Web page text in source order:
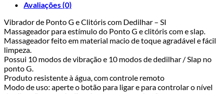
Avaliações (0)
Vibrador de Ponto G e Clitóris com Dedilhar – SI
Massageador para estímulo do Ponto G e clitóris com e slap.
Massageador feito em material macio de toque agradável e fácil
limpeza.
Possui 10 modos de vibração e 10 modos de dedilhar / Slap no
ponto G.
Produto resistente à água, com controle remoto
Modo de uso: aperte o botão para ligar e para controlar o nível